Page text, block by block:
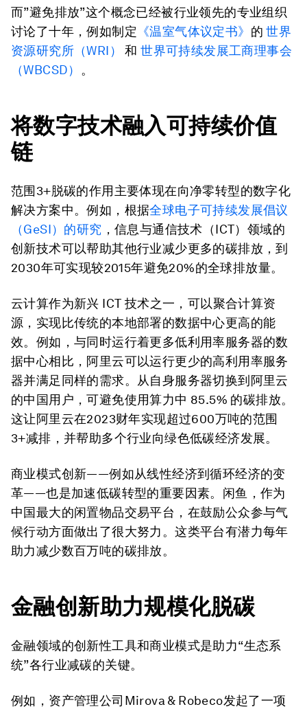
而”避免排放”这个概念已经被行业领先的专业组织
讨论了十年，例如制定 《温室气体议定书》 的世界
资源研究所（WRI）
和世界可持续发展工商理事会
（WBCSD） 。
将数字技术融入可持续价值
链
范围3+脱碳的作用主要体现在向净零转型的数字化
解决方案中。例如，根据全球电子可持续发展倡议
（GeSI）的研究 ，信息与通信技术（ICT）领域的
创新技术可以帮助其他行业减少更多的碳排放，到
2030年可实现较2015年避免20%的全球排放量。
云计算作为新兴 ICT 技术之一，可以聚合计算资
源，实现比传统的本地部署的数据中心更高的能
效。例如，与同时运行着更多低利用率服务器的数
据中心相比，阿里云可以运行更少的高利用率服务
器并满足同样的需求。从自身服务器切换到阿里云
的中国用户，可避免使用算力中 85.5% 的碳排放。
这让阿里云在2023财年实现超过600万吨的范围
3+减排，并帮助多个行业向绿色低碳经济发展。
商业模式创新——例如从线性经济到循环经济的变
革——也是加速低碳转型的重要因素。闲鱼，作为
中国最大的闲置物品交易平台，在鼓励公众参与气
候行动方面做出了很大努力。这类平台有潜力每年
助力减少数百万吨的碳排放。
金融创新助力规模化脱碳
金融领域的创新性工具和商业模式是助力“生态系
统”各行业减碳的关键。
例如，资产管理公司Mirova & Robeco发起了一项